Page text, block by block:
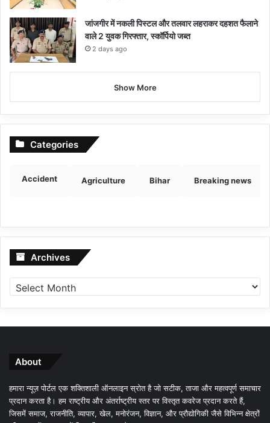
जांजगीर में नकली पिस्टल और तलवार लहराकर दहशत फैलाने
वाले 2 युवक गिरफ्तार, स्कॉर्पियो जब्त
2 days ago
Show More
Categories
Accident Agriculture Bihar Breaking news
Archives Archives
About
हमारा न्यूज़ पोर्टल एक शक्तिशाली ऑनलाइन स्रोत है जो सटीक, ताजा और महत्वपूर्ण समाचार
प्रदान करता है। हम राष्ट्रीय और अंतर्राष्ट्रीय स्तर पर विस्तृत कवरेज प्रदान करते हैं,
जिसमें समाज, राजनीति, व्यापार, खेल, मनोरंजन, विज्ञान, और प्रौद्योगिकी जैसे विभिन्न क्षेत्रों